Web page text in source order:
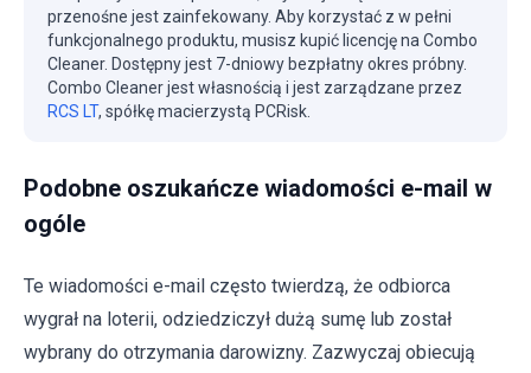
przenośne jest zainfekowany. Aby korzystać z w pełni
funkcjonalnego produktu, musisz kupić licencję na Combo
Cleaner. Dostępny jest 7-dniowy bezpłatny okres próbny.
Combo Cleaner jest własnością i jest zarządzane przez
RCS LT, spółkę macierzystą PCRisk.
Podobne oszukańcze wiadomości e-mail w
ogóle
Te wiadomości e-mail często twierdzą, że odbiorca
wygrał na loterii, odziedziczył dużą sumę lub został
wybrany do otrzymania darowizny. Zazwyczaj obiecują